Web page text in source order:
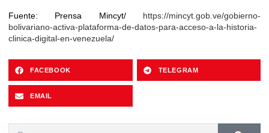
Fuente: Prensa Mincyt/ https://mincyt.gob.ve/gobierno-
bolivariano-activa-plataforma-de-datos-para-acceso-a-la-historia-
clinica-digital-en-venezuela/
FACEBOOK TELEGRAM
EMAIL